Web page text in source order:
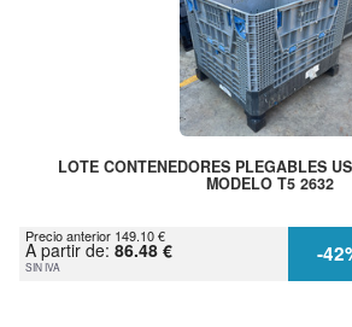
LOTE CONTENEDORES PLEGABLES
MODELO T5 2632
Precio anterior 149.10 €
A partir de: 86.48 €
SIN IVA -